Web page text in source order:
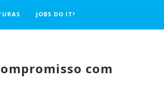
JOBS DO IT!
com